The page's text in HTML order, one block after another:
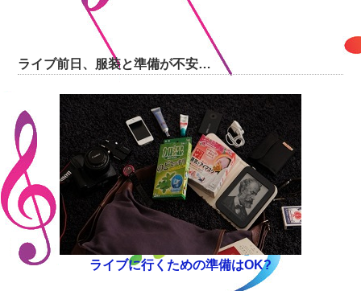
ライブ前日、服装と準備が不安…
ライブに行くための準備はOK?